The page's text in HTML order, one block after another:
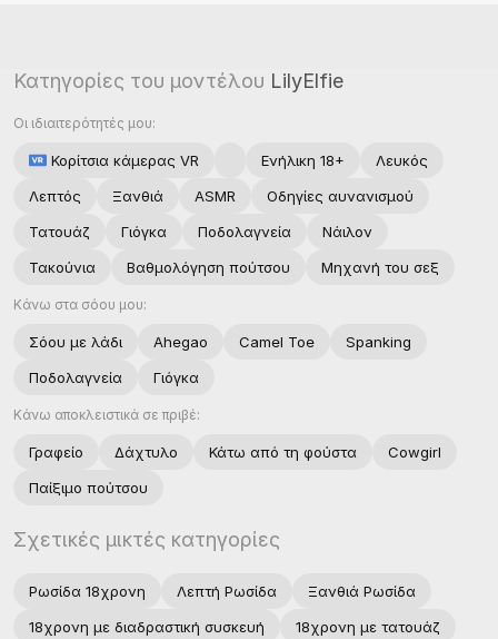
Κατηγορίες του μοντέλου LilyElfie
Οι ιδιαιτερότητές μου:
Κορίτσια κάμερας VR Ενήλικη 18+
Λευκός
Λεπτός
Ξανθιά ASMR
Οδηγίες αυνανισμού
Τατουάζ
Γιόγκα Ποδολαγνεία
Νάιλον
Τακούνια
Βαθμολόγηση πούτσου Μηχανή του σεξ
Κάνω στα σόου μου:
Σόου με λάδι Ahegao Camel Toe
Spanking
Ποδολαγνεία
Γιόγκα
Κάνω αποκλειστικά σε πριβέ:
Γραφείο Δάχτυλο Κάτω από τη φούστα
Cowgirl
Παίξιμο πούτσου
Σχετικές μικτές κατηγορίες
Ρωσίδα 18χρονη Λεπτή Ρωσίδα
Ξανθιά Ρωσίδα
18χρονη με διαδραστική συσκευή
18χρονη με τατουάζ